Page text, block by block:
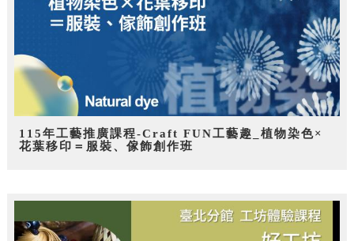
115年工藝推廣課程-Craft FUN工藝趣_植物染色×
花葉移印＝服裝、傢飾創作班